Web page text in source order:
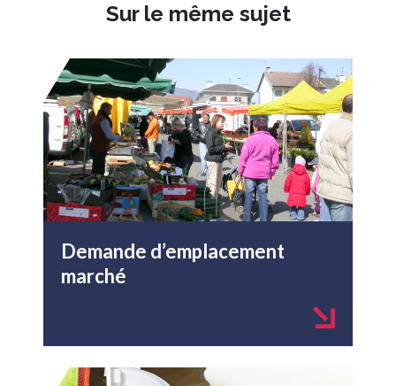
Sur le même sujet
Demande d’emplacement
marché